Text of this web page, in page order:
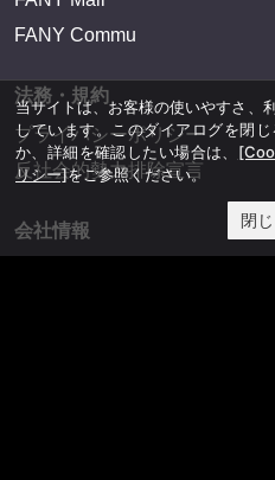
FANY Commu
法務・規約
プライバシーポリシー
反社会的勢力排除宣言
会社情報
当サイトは、お客様の使いやすさ、
しています。このダイアログを閉
か、詳細を確認したい場合は、
リシー]をご参照ください。
閉